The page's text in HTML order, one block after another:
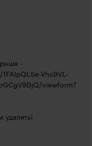
Vhc9VL-
viewform?
удалять!